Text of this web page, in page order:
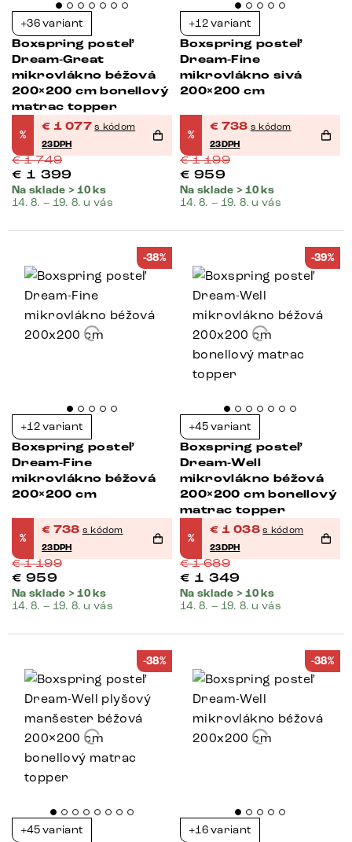
+36 variant
Boxspring posteľ
Dream-Great
mikrovlákno béžová
200×200 cm bonellový
matrac topper
%
€ 1 077 s kódom
23DPH
€1 749
€ 1 399
Na sklade > 10 ks
14. 8. – 19. 8. u vás
+12 variant
Boxspring posteľ
Dream-Fine
mikrovlákno sivá
200×200 cm
%
€ 738 s kódom
23DPH
€1 199
€ 959
Na sklade > 10 ks
14. 8. – 19. 8. u vás
-38%
+12 variant
Boxspring posteľ
Dream-Fine
mikrovlákno béžová
200×200 cm
%
€ 738 s kódom
23DPH
€1 199
€ 959
Na sklade > 10 ks
14. 8. – 19. 8. u vás
-39%
+45 variant
Boxspring posteľ
Dream-Well
mikrovlákno béžová
200×200 cm bonellový
matrac topper
%
€ 1 038 s kódom
23DPH
€1 689
€ 1 349
Na sklade > 10 ks
14. 8. – 19. 8. u vás
-38%
+45 variant
-38%
+16 variant